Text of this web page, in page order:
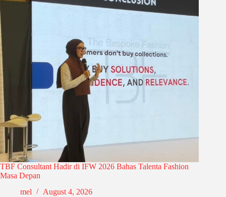
TBF Consultant Hadir di IFW 2026 Bahas Talenta Fashion
Masa Depan
mel
August 4, 2026